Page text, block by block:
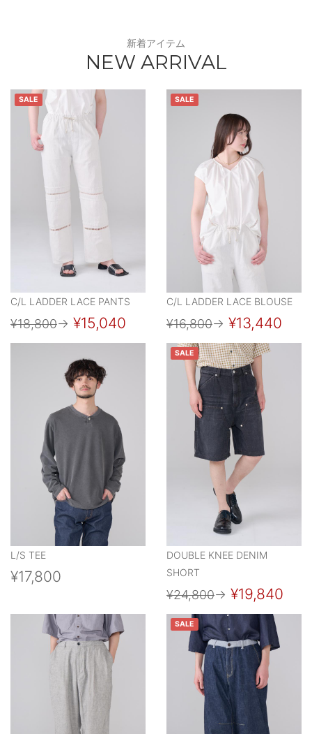
新着アイテム
NEW ARRIVAL
SALE
C/L LADDER LACE PANTS
¥18,800→ ¥15,040
SALE
C/L LADDER LACE BLOUSE
¥16,800→ ¥13,440
L/S TEE
¥17,800
SALE
DOUBLE KNEE DENIM
SHORT
¥24,800→ ¥19,840
SALE